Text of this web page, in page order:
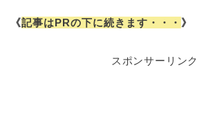
《記事はPRの下に続きます・・・ 》
スポンサーリンク